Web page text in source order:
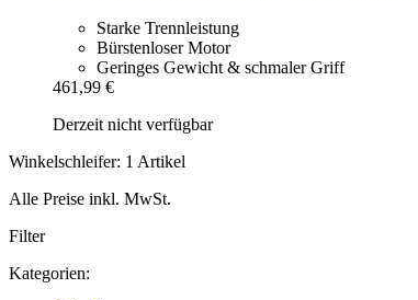
Starke Trennleistung
Bürstenloser Motor
Geringes Gewicht & schmaler Griff
461,99 €
Derzeit nicht verfügbar
Winkelschleifer: 1 Artikel
Alle Preise inkl. MwSt.
Filter
Kategorien: